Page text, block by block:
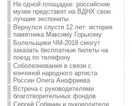
На одной площадке: российские
музеи представят на ВДНХ свои
лучшие экспонаты
Вернулся спустя 12 лет: история
памятника Максиму Горькому
Болельщики ЧМ-2018 смогут
заказать бесплатные билеты на
поезд по телефону
Соболезнования в связи с
кончиной народного артиста
России Олега Анофриева
Встреча с руководителями
благотворительных фондов
Сергей Собянин и руководители